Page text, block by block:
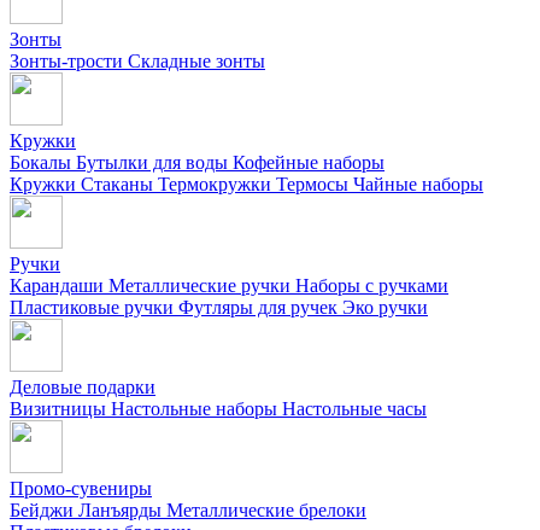
Зонты
Зонты-трости Складные зонты
Кружки
Бокалы Бутылки для воды Кофейные наборы
Кружки Стаканы Термокружки Термосы Чайные наборы
Ручки
Карандаши Металлические ручки Наборы с ручками
Пластиковые ручки Футляры для ручек Эко ручки
Деловые подарки
Визитницы Настольные наборы Настольные часы
Промо-сувениры
Бейджи Ланъярды Металлические брелоки